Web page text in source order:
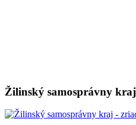
Žilinský samosprávny kraj